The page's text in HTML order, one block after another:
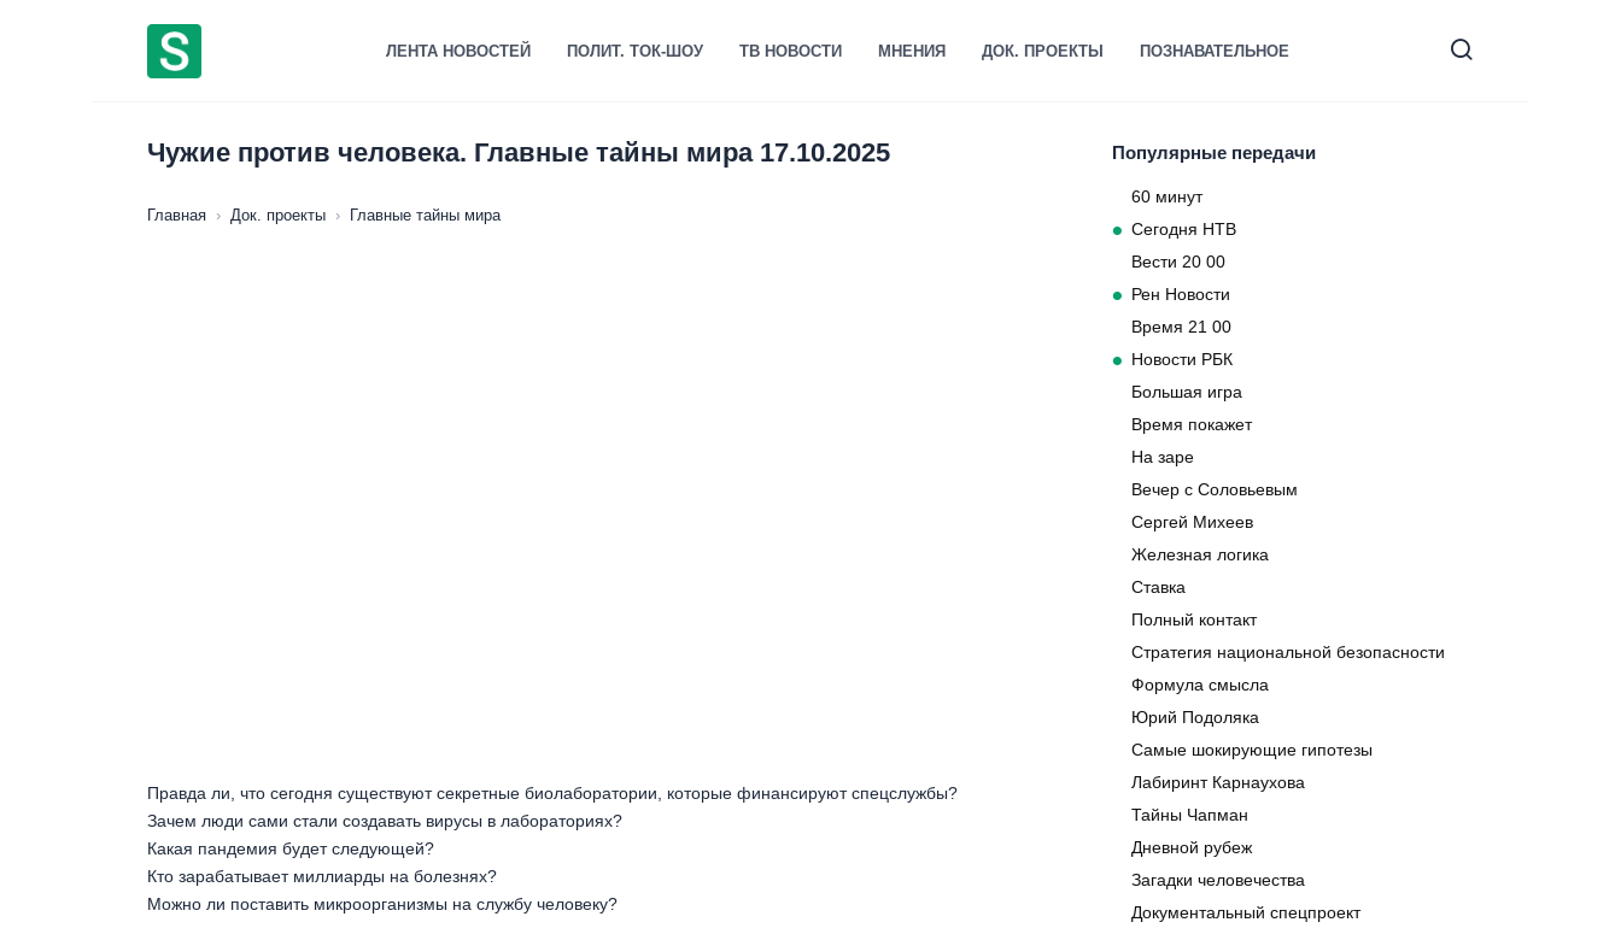
ЛЕНТА НОВОСТЕЙ ПОЛИТ. ТОК-ШОУ ТВ НОВОСТИ МНЕНИЯ ДОК. ПРОЕКТЫ ПОЗНАВАТЕЛЬНОЕ
Чужие против человека. Главные тайны мира 17.10.2025
Главная › Док. проекты › Главные тайны мира
Правда ли, что сегодня существуют секретные биолаборатории, которые финансируют спецслужбы?
Зачем люди сами стали создавать вирусы в лабораториях?
Какая пандемия будет следующей?
Кто зарабатывает миллиарды на болезнях?
Можно ли поставить микроорганизмы на службу человеку?
Популярные передачи
60 минут
Сегодня НТВ
Вести 20 00
Рен Новости
Время 21 00
Новости РБК
Большая игра
Время покажет
На заре
Вечер с Соловьевым
Сергей Михеев
Железная логика
Ставка
Полный контакт
Стратегия национальной безопасности
Формула смысла
Юрий Подоляка
Самые шокирующие гипотезы
Лабиринт Карнаухова
Тайны Чапман
Дневной рубеж
Загадки человечества
Документальный спецпроект